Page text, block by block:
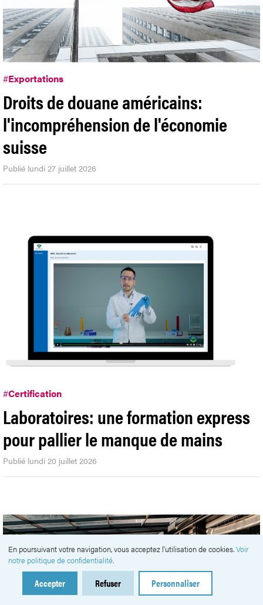
#Exportations
Droits de douane américains:
l'incompréhension de l'économie
suisse
Publié lundi 27 juillet 2026
#Certification
Laboratoires: une formation express
pour pallier le manque de mains
Publié lundi 20 juillet 2026
En poursuivant votre navigation, vous acceptez l'utilisation de cookies.Voir
notre politique de confidentialité.
Accepter Refuser Personnaliser